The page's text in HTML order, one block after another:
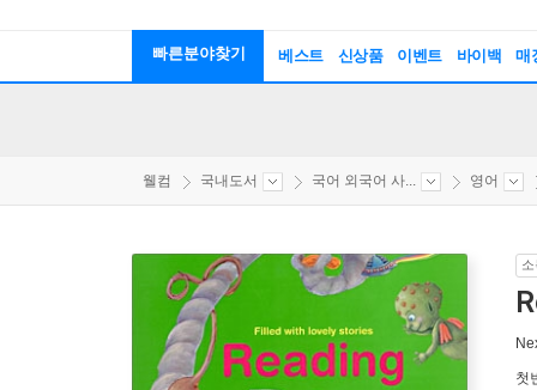
빠른분야찾기 베스트 신상품 이벤트 바이백 매
웰컴 국내도서 국어 외국어 사... 영어
첫